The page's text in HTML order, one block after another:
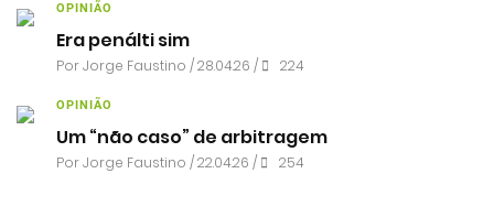
OPINIÃO
Era penálti sim
PorJorge Faustino / 28.04.26 / 224
OPINIÃO
Um “não caso” de arbitragem
PorJorge Faustino / 22.04.26 / 254